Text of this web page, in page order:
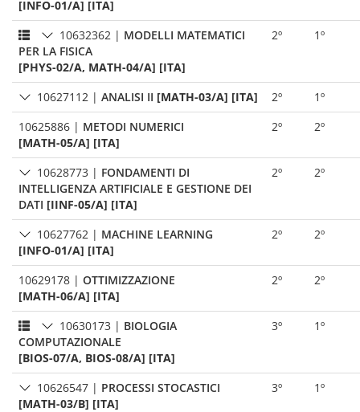
[INFO-01/A] [ITA]
10632362 | MODELLI MATEMATICI
PER LA FISICA
[PHYS-02/A, MATH-04/A] [ITA]
2º 1º
10627112 | ANALISI II [MATH-03/A] [ITA] 2º
1º
10625886 | METODI NUMERICI
[MATH-05/A] [ITA]
2º 2º
10628773 | FONDAMENTI DI
INTELLIGENZA ARTIFICIALE E GESTIONE DEI
DATI [IINF-05/A] [ITA]
2º 2º
10627762 | MACHINE LEARNING
[INFO-01/A] [ITA]
2º 2º
10629178 | OTTIMIZZAZIONE
[MATH-06/A] [ITA]
2º 2º
10630173 | BIOLOGIA
COMPUTAZIONALE
[BIOS-07/A, BIOS-08/A] [ITA]
3º 1º
10626547 | PROCESSI STOCASTICI
[MATH-03/B] [ITA]
3º 1º